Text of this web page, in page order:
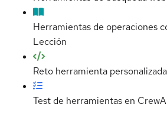
Herramientas de operaciones
Lección
Reto herramienta
Test de herramientas en